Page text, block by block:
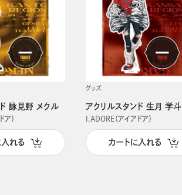
詠見野 メクル
ア）
入れる
グッズ
アクリルスタンド 生月 学斗
I.ADORE（アイアドア）
カートに入れる